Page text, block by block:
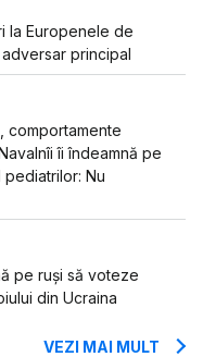
la Europenele de
principal
comportamente
îi îndeamnă pe
Nu
pe ruși să voteze
din Ucraina
VEZI MAI MULT